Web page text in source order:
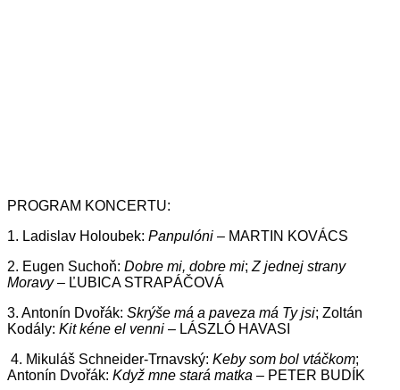
PROGRAM KONCERTU:
1. Ladislav Holoubek: Panpulóni – MARTIN KOVÁCS
2. Eugen Suchoň: Dobre mi, dobre mi; Z jednej strany
Moravy– ĽUBICA STRAPÁČOVÁ
3. Antonín Dvořák: Skrýše má a paveza má Ty jsi; Zoltán
Kodály: Kit kéne el venni – LÁSZLÓ HAVASI
4. Mikuláš Schneider-Trnavský: Keby som bol vtáčkom;
Antonín Dvořák: Když mne stará matka – PETER BUDÍK